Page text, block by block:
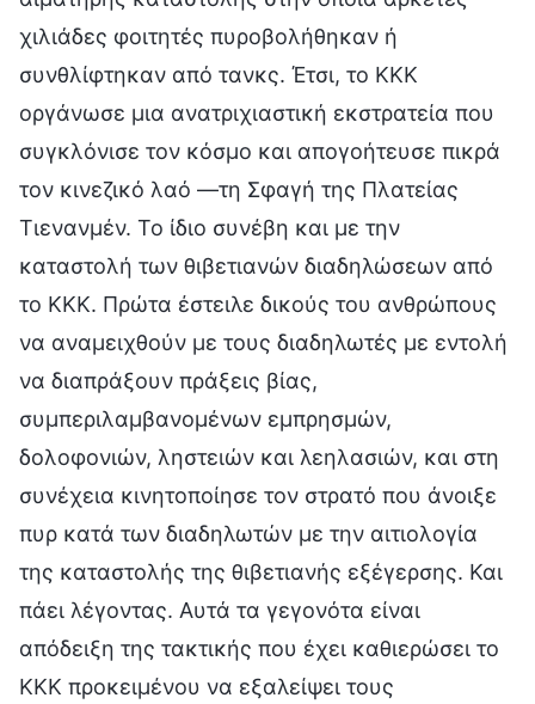
χιλιάδες φοιτητές πυροβολήθηκαν ή
συνθλίφτηκαν από τανκς. Έτσι, το ΚΚΚ
οργάνωσε μια ανατριχιαστική εκστρατεία που
συγκλόνισε τον κόσμο και απογοήτευσε πικρά
τον κινεζικό λαό —τη Σφαγή της Πλατείας
Τιενανμέν. Το ίδιο συνέβη και με την
καταστολή των θιβετιανών διαδηλώσεων από
το ΚΚΚ. Πρώτα έστειλε δικούς του ανθρώπους
να αναμειχθούν με τους διαδηλωτές με εντολή
να διαπράξουν πράξεις βίας,
συμπεριλαμβανομένων εμπρησμών,
δολοφονιών, ληστειών και λεηλασιών, και στη
συνέχεια κινητοποίησε τον στρατό που άνοιξε
πυρ κατά των διαδηλωτών με την αιτιολογία
της καταστολής της θιβετιανής εξέγερσης. Και
πάει λέγοντας. Αυτά τα γεγονότα είναι
απόδειξη της τακτικής που έχει καθιερώσει το
ΚΚΚ προκειμένου να εξαλείψει τους